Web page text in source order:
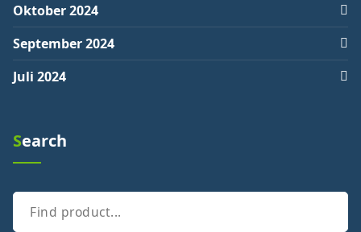
Oktober 2024
September 2024
Juli 2024
Search